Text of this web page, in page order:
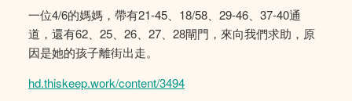
一位4/6的媽媽，帶有21-45、18/58、29-46、37-40通
道，還有62、25、26、27、28閘門，來向我們求助，原
因是她的孩子離街出走。
hd.thiskeep.work/content/3494